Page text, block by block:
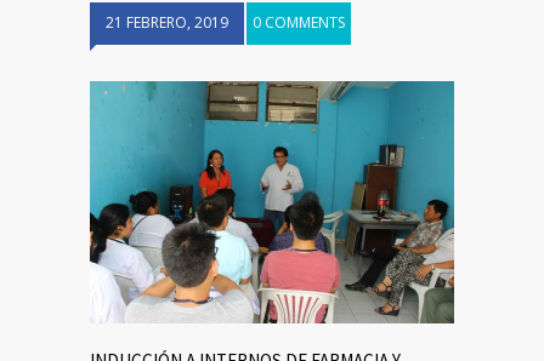
21 FEBRERO, 2019 0 COMMENTS